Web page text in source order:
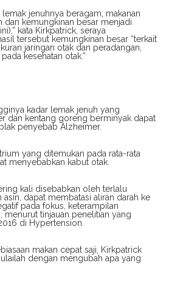
jenuhnya beragam, makanan
dan kemungkinan besar menjadi
kata Kirkpatrick, seraya
tersebut kemungkinan besar “terkait
jaringan otak dan peradangan,
kesehatan otak.”
kadar lemak jenuh yang
dan kentang goreng berminyak dapat
penyebab Alzheimer.
yang ditemukan pada rata-rata
menyebabkan kabut otak.
kali disebabkan oleh terlalu
asin, dapat membatasi aliran darah ke
pada fokus, keterampilan
menurut tinjauan penelitian yang
di Hypertension.
makan cepat saji, Kirkpatrick
dengan mengubah apa yang